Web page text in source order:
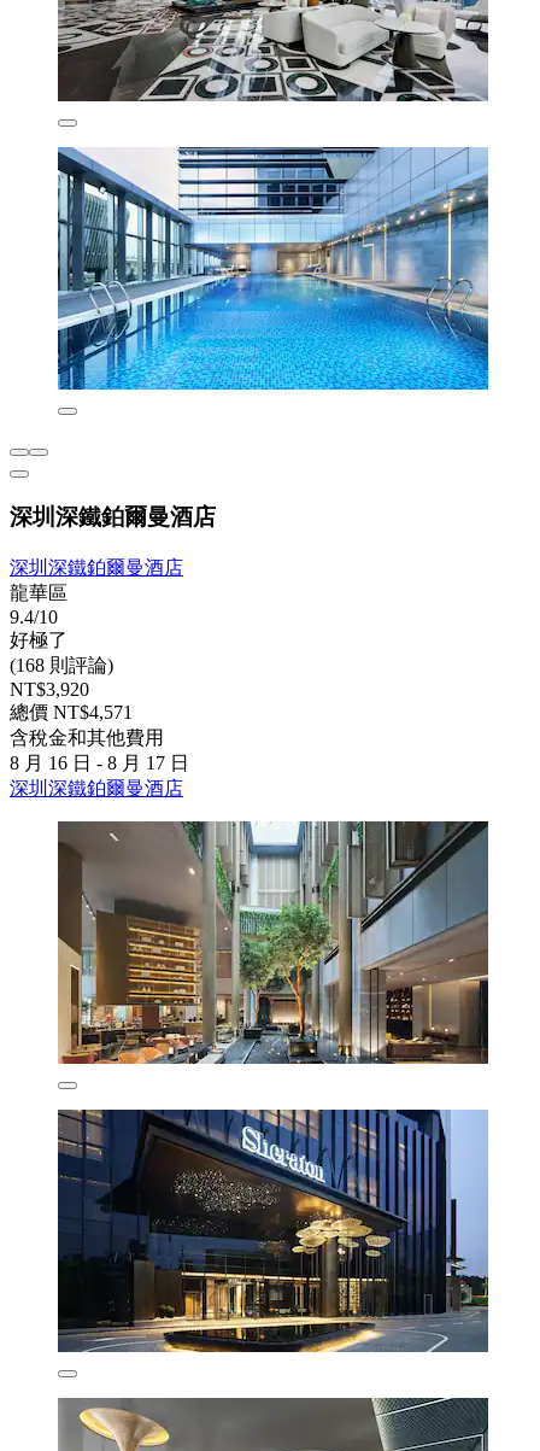
深圳深鐵鉑爾曼酒店
深圳深鐵鉑爾曼酒店
龍華區
9.4/10
好極了
(168 則評論)
NT$3,920
總價 NT$4,571
含稅金和其他費用
8 月 16 日 - 8 月 17 日
深圳深鐵鉑爾曼酒店